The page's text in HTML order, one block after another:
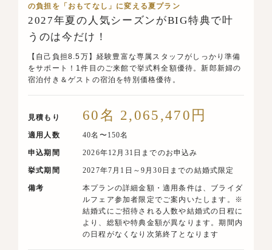
の負担を「おもてなし」に変える夏プラン
2027年夏の人気シーズンがBIG特典で叶
うのは今だけ！
【自己負担8.5万】経験豊富な専属スタッフがしっかり準備
をサポート！1件目のご来館で挙式料全額優待。新郎新婦の
宿泊付き＆ゲストの宿泊を特別価格優待。
見積もり 60名 2,065,470円
適用人数 40名〜150名
申込期間 2026年12月31日までのお申込み
挙式期間 2027年7月1日～9月30日までの結婚式限定
備考
本プランの詳細金額・適用条件は、ブライダ
ルフェア参加者限定でご案内いたします。※
結婚式にご招待される人数や結婚式の日程に
より、総額や特典金額が異なります。期間内
の日程がなくなり次第終了となります